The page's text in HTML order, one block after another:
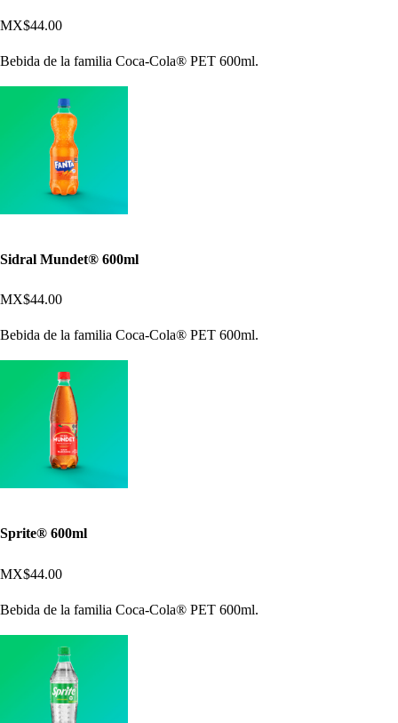
MX$44.00
Bebida de la familia Coca-Cola® PET 600ml.
Sidral Mundet® 600ml
MX$44.00
Bebida de la familia Coca-Cola® PET 600ml.
Sprite® 600ml
MX$44.00
Bebida de la familia Coca-Cola® PET 600ml.